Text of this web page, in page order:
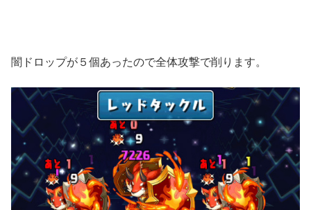
闇ドロップが５個あったので全体攻撃で削ります。